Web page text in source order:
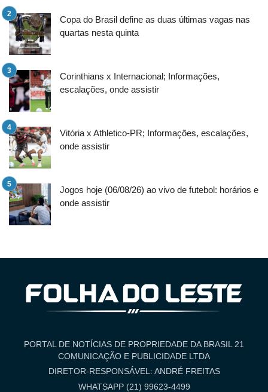
Copa do Brasil define as duas últimas vagas nas
quartas nesta quinta
Corinthians x Internacional; Informações,
escalações, onde assistir
Vitória x Athletico-PR; Informações, escalações,
onde assistir
Jogos hoje (06/08/26) ao vivo de futebol: horários e
onde assistir
PORTAL DE NOTÍCIAS DE PROPRIEDADE DA BRASIL 21
COMUNICAÇÃO E PUBLICIDADE LTDA
DIRETOR-RESPONSÁVEL: ANDRÉ FREITAS
WHATSAPP (21) 99623-4499